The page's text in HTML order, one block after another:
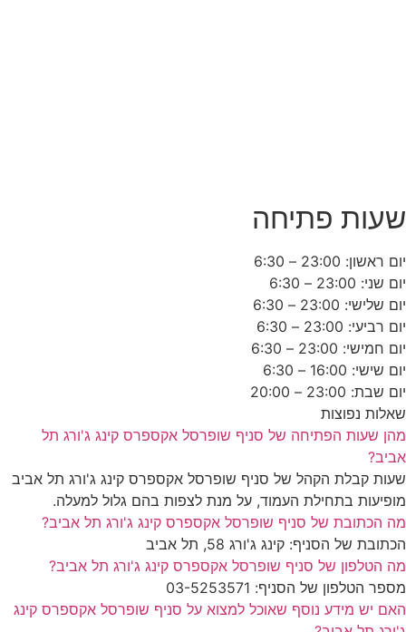
שעות פתיחה
יום ראשון: 23:00 – 6:30
יום שני: 23:00 – 6:30
יום שלישי: 23:00 – 6:30
יום רביעי: 23:00 – 6:30
יום חמישי: 23:00 – 6:30
יום שישי: 16:00 – 6:30
יום שבת: 23:00 – 20:00
שאלות נפוצות
מהן שעות הפתיחה של סניף שופרסל אקספרס קינג ג'ורג תל
אביב?
שעות קבלת הקהל של סניף שופרסל אקספרס קינג ג'ורג תל אביב
מופיעות בתחילת העמוד, על מנת לצפות בהם גלול למעלה.
מה הכתובת של סניף שופרסל אקספרס קינג ג'ורג תל אביב?
הכתובת של הסניף: קינג ג'ורג 58, תל אביב
מה הטלפון של סניף שופרסל אקספרס קינג ג'ורג תל אביב?
מספר הטלפון של הסניף: 03-5253571
האם יש מידע נוסף שאוכל למצוא על סניף שופרסל אקספרס קינג